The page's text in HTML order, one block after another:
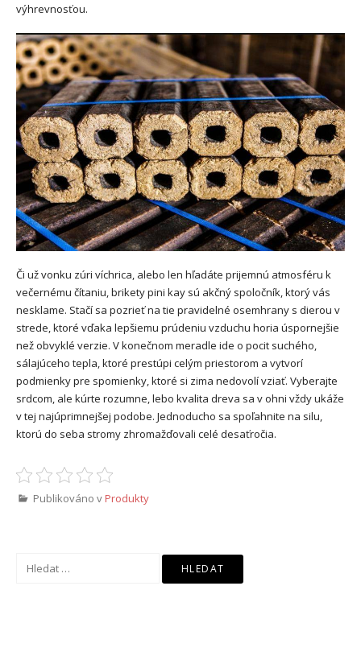
výhrevnosťou.
Či už vonku zúri víchrica, alebo len hľadáte prijemnú atmosféru k
večernému čítaniu, brikety pini kay sú akčný spoločník, ktorý vás
nesklame. Stačí sa pozrieť na tie pravidelné osemhrany s dierou v
strede, ktoré vďaka lepšiemu prúdeniu vzduchu horia úspornejšie
než obvyklé verzie. V konečnom meradle ide o pocit suchého,
sálajúceho tepla, ktoré prestúpi celým priestorom a vytvorí
podmienky pre spomienky, ktoré si zima nedovolí vziať. Vyberajte
srdcom, ale kúrte rozumne, lebo kvalita dreva sa v ohni vždy ukáže
v tej najúprimnejšej podobe. Jednoducho sa spoľahnite na silu,
ktorú do seba stromy zhromažďovali celé desaťročia.
Publikováno vProdukty